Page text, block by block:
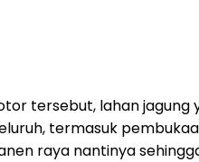
tersebut, lahan
termasuk
raya nantinya